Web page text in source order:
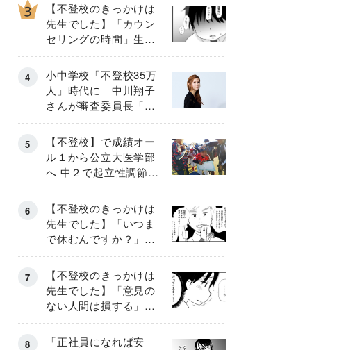
【不登校のきっかけは
先生でした】「カウン
セリングの時間」生徒
の情報をバラしたの
は…《第２話》
小中学校「不登校35万
人」時代に 中川翔子
さんが審査委員長「不
登校生動画甲子園
2026」が開催
【不登校】で成績オー
ル１から公立大医学部
へ 中２で起立性調節障
害「治るまで３年」の
診断 そのとき母は
【不登校のきっかけは
先生でした】「いつま
で休むんですか？」追
い詰められる母と息子
《第６話》
【不登校のきっかけは
先生でした】「意見の
ない人間は損する」担
任の一言が苦しみに…
《第１話》
「正社員になれば安